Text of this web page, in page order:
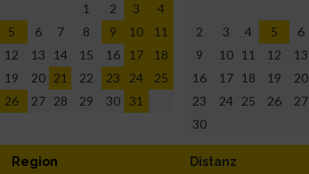
1
2 3
4
5
6 7 8 9 10
11
12
13 14 15 16 17
18
19
20 21 22 23 24
25
26
27 28 29 30 31
2
3 4 5 6
9
10 11 12 13
16
17 18 19 20
23
24 25 26 27
30
Region Distanz